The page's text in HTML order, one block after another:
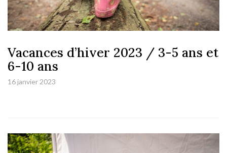
Vacances d’hiver 2023 / 3-5 ans et
6-10 ans
16 janvier 2023